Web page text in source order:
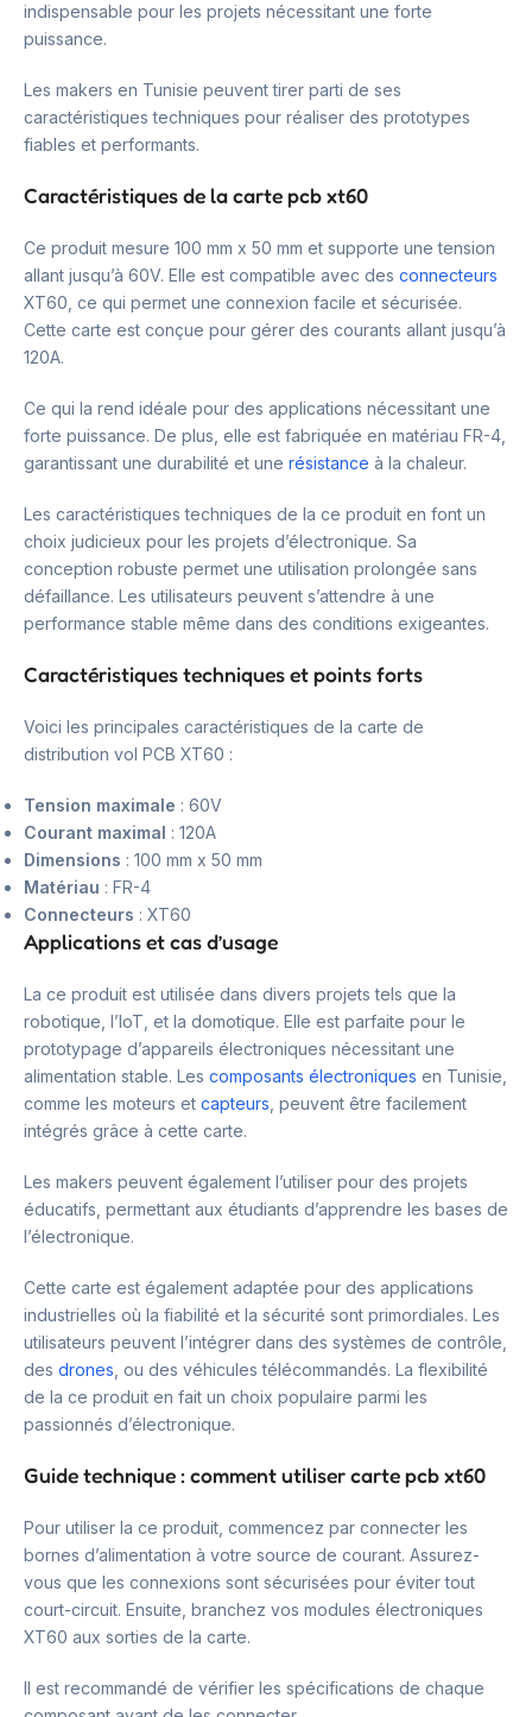
indispensable pour les projets nécessitant une forte
puissance.
Les makers en Tunisie peuvent tirer parti de ses
caractéristiques techniques pour réaliser des prototypes
fiables et performants.
Caractéristiques de la carte pcb xt60
Ce produit mesure 100 mm x 50 mm et supporte une tension
allant jusqu’à 60V. Elle est compatible avec des connecteurs
XT60, ce qui permet une connexion facile et sécurisée.
Cette carte est conçue pour gérer des courants allant jusqu’à
120A.
Ce qui la rend idéale pour des applications nécessitant une
forte puissance. De plus, elle est fabriquée en matériau FR-4,
garantissant une durabilité et une résistance à la chaleur.
Les caractéristiques techniques de la ce produit en font un
choix judicieux pour les projets d’électronique. Sa
conception robuste permet une utilisation prolongée sans
défaillance. Les utilisateurs peuvent s’attendre à une
performance stable même dans des conditions exigeantes.
Caractéristiques techniques et points forts
Voici les principales caractéristiques de la carte de
distribution vol PCB XT60 :
Tension maximale : 60V
Courant maximal : 120A
Dimensions : 100 mm x 50 mm
Matériau : FR-4
Connecteurs : XT60
Applications et cas d’usage
La ce produit est utilisée dans divers projets tels que la
robotique, l’IoT, et la domotique. Elle est parfaite pour le
prototypage d’appareils électroniques nécessitant une
alimentation stable. Les composants électroniques en Tunisie,
comme les moteurs et capteurs , peuvent être facilement
intégrés grâce à cette carte.
Les makers peuvent également l’utiliser pour des projets
éducatifs, permettant aux étudiants d’apprendre les bases de
l’électronique.
Cette carte est également adaptée pour des applications
industrielles où la fiabilité et la sécurité sont primordiales. Les
utilisateurs peuvent l’intégrer dans des systèmes de contrôle,
des drones , ou des véhicules télécommandés. La flexibilité
de la ce produit en fait un choix populaire parmi les
passionnés d’électronique.
Guide technique : comment utiliser carte pcb xt60
Pour utiliser la ce produit, commencez par connecter les
bornes d’alimentation à votre source de courant. Assurez-
vous que les connexions sont sécurisées pour éviter tout
court-circuit. Ensuite, branchez vos modules électroniques
XT60 aux sorties de la carte.
Il est recommandé de vérifier les spécifications de chaque